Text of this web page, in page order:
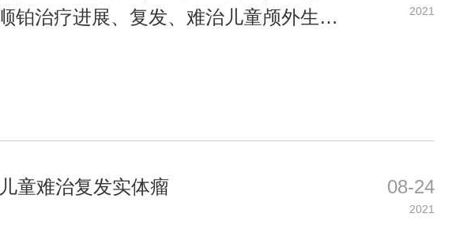
铂治疗进展、复发、难治儿童颅外生殖
2021
童难治复发实体瘤 08-24
2021